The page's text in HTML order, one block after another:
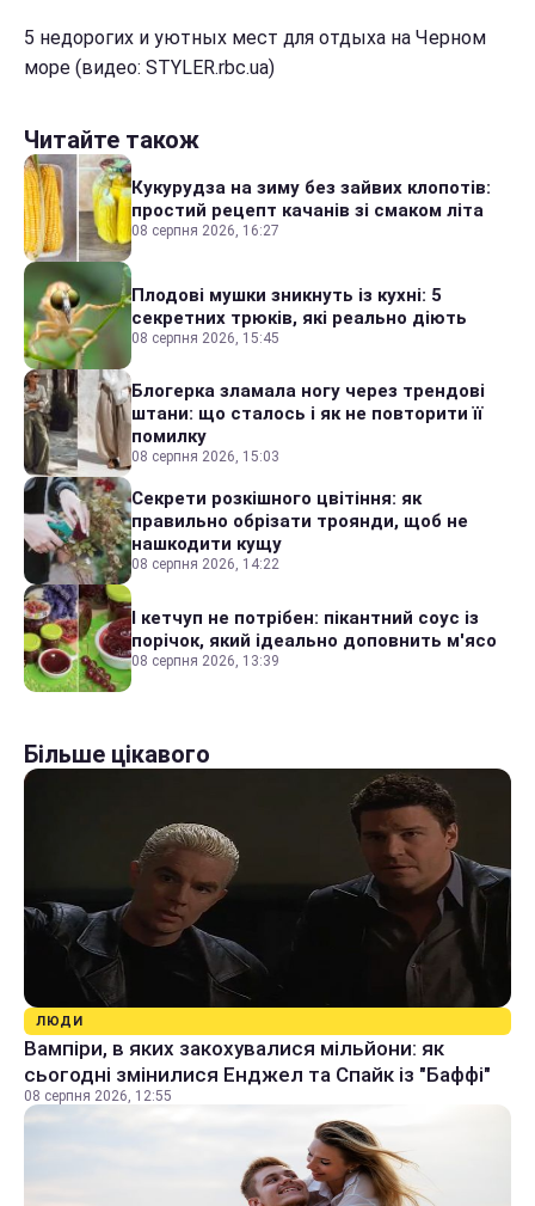
5 недорогих и уютных мест для отдыха на Черном
море (видео: STYLER.rbc.ua)
Читайте також
Кукурудза на зиму без зайвих клопотів:
простий рецепт качанів зі смаком літа
08 серпня 2026, 16:27
Плодові мушки зникнуть із кухні: 5
секретних трюків, які реально діють
08 серпня 2026, 15:45
Блогерка зламала ногу через трендові
штани: що сталось і як не повторити її
помилку
08 серпня 2026, 15:03
Секрети розкішного цвітіння: як
правильно обрізати троянди, щоб не
нашкодити кущу
08 серпня 2026, 14:22
І кетчуп не потрібен: пікантний соус із
порічок, який ідеально доповнить м'ясо
08 серпня 2026, 13:39
Більше цікавого
ЛЮДИ
Вампіри, в яких закохувалися мільйони: як
сьогодні змінилися Енджел та Спайк із "Баффі"
08 серпня 2026, 12:55